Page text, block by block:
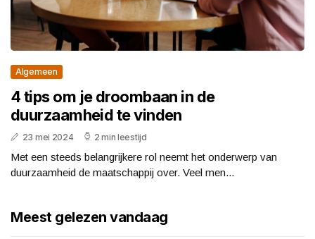
Algemeen
4 tips om je droombaan in de
duurzaamheid te vinden
23 mei 2024 2 min leestijd
Met een steeds belangrijkere rol neemt het onderwerp van
duurzaamheid de maatschappij over. Veel men...
Meest gelezen vandaag